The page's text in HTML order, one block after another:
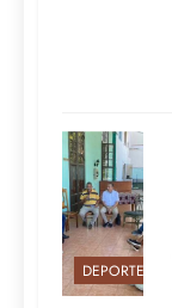
DEPORTES